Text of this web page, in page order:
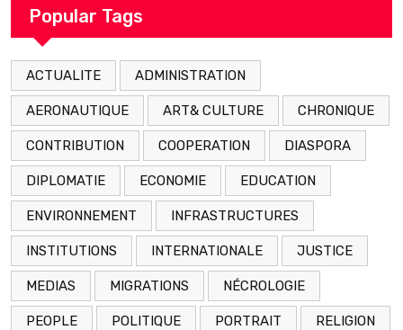
Popular Tags
ACTUALITE ADMINISTRATION
AERONAUTIQUE ART& CULTURE CHRONIQUE
CONTRIBUTION COOPERATION DIASPORA
DIPLOMATIE ECONOMIE EDUCATION
ENVIRONNEMENT INFRASTRUCTURES
INSTITUTIONS INTERNATIONALE JUSTICE
MEDIAS MIGRATIONS NÉCROLOGIE
PEOPLE POLITIQUE PORTRAIT RELIGION